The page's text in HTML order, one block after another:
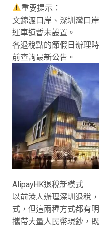
重要提示：
文錦渡口岸、深圳灣口
運車道暫未設置。
各退稅點的節假日辦理
前查詢最新公告。
AlipayHK退稅新模式
以前港人辦理深圳退稅
式，但這兩種方式都有
攜帶大量人民幣現鈔，